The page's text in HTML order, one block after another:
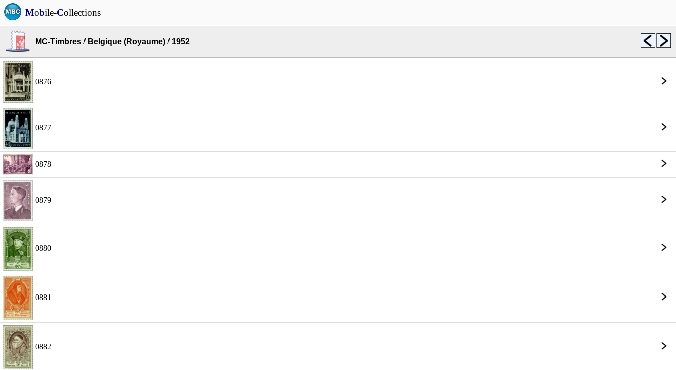
Mobile-Collections
MC-Timbres / Belgique (Royaume) / 1952
0876
0877
0878
0879
0880
0881
0882